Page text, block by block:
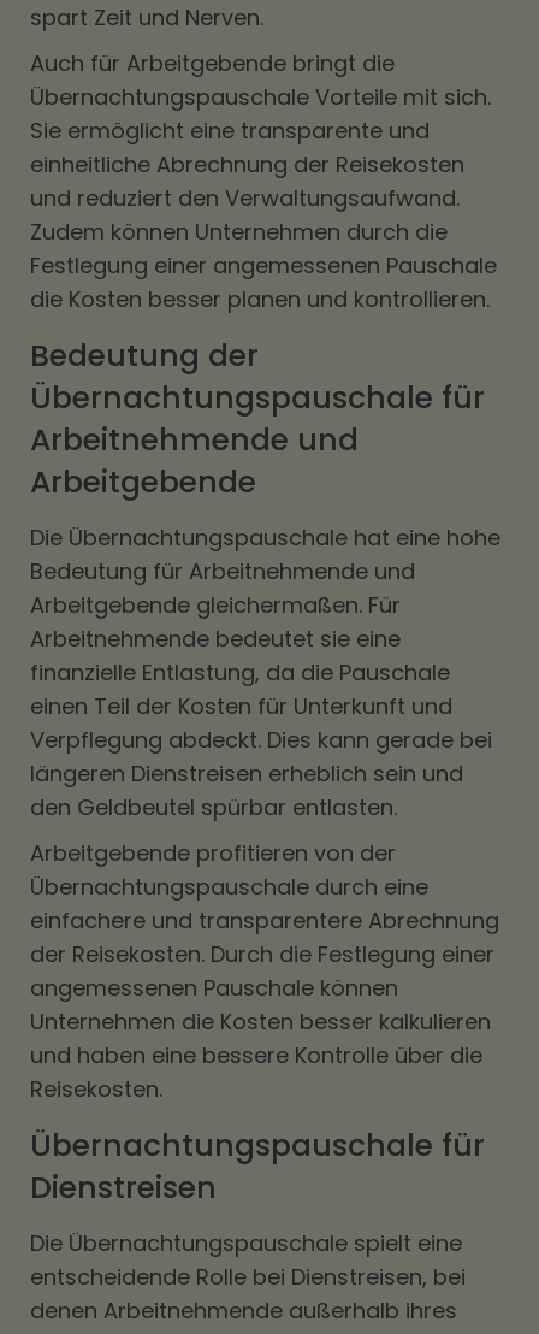
spart Zeit und Nerven.
Auch für Arbeitgebende bringt die
Übernachtungspauschale Vorteile mit sich.
Sie ermöglicht eine transparente und
einheitliche Abrechnung der Reisekosten
und reduziert den Verwaltungsaufwand.
Zudem können Unternehmen durch die
Festlegung einer angemessenen Pauschale
die Kosten besser planen und kontrollieren.
Bedeutung der
Übernachtungspauschale für
Arbeitnehmende und
Arbeitgebende
Die Übernachtungspauschale hat eine hohe
Bedeutung für Arbeitnehmende und
Arbeitgebende gleichermaßen. Für
Arbeitnehmende bedeutet sie eine
finanzielle Entlastung, da die Pauschale
einen Teil der Kosten für Unterkunft und
Verpflegung abdeckt. Dies kann gerade bei
längeren Dienstreisen erheblich sein und
den Geldbeutel spürbar entlasten.
Arbeitgebende profitieren von der
Übernachtungspauschale durch eine
einfachere und transparentere Abrechnung
der Reisekosten. Durch die Festlegung einer
angemessenen Pauschale können
Unternehmen die Kosten besser kalkulieren
und haben eine bessere Kontrolle über die
Reisekosten.
Übernachtungspauschale für
Dienstreisen
Die Übernachtungspauschale spielt eine
entscheidende Rolle bei Dienstreisen, bei
denen Arbeitnehmende außerhalb ihres